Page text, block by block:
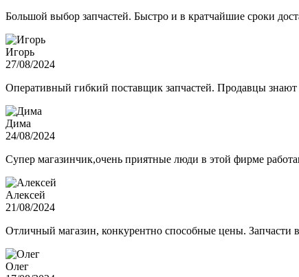
Большой выбор запчастей. Быстро и в кратчайшие сроки
Игорь
27/08/2024
Оперативный гибкий поставщик запчастей. Продавцы знают
Дима
24/08/2024
Супер магазинчик,очень приятные люди в этой фирме
Алексей
21/08/2024
Отличный магазин, конкурентно способные цены. Запчасти
Олег